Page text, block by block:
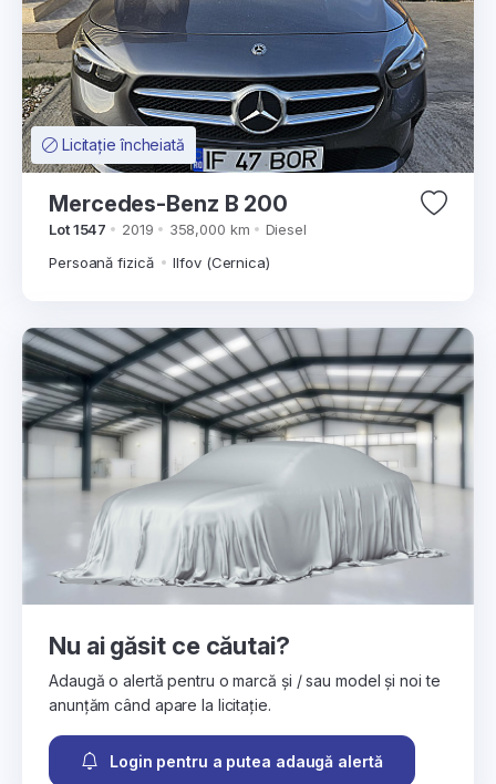
Licitație încheiată
Mercedes-Benz B 200
Lot 1547 2019 358,000 km
Diesel
Persoană fizică
Ilfov (Cernica)
Nu ai găsit ce căutai?
Adaugă o alertă pentru o marcă și / sau model și noi te
anunțăm când apare la licitație.
Login pentru a putea adaugă alertă